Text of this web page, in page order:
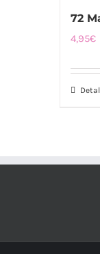
72
4,95€